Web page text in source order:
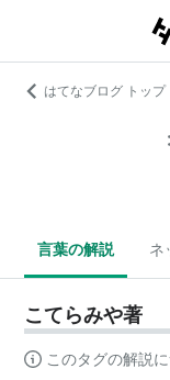
はてなブログ トップ
言葉の解説 ネ
こてらみや著
このタグの解説